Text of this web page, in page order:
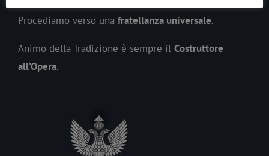
Procediamo verso una fratellanza universale.
Animo della Tradizione è sempre il Costruttore
all’Opera.